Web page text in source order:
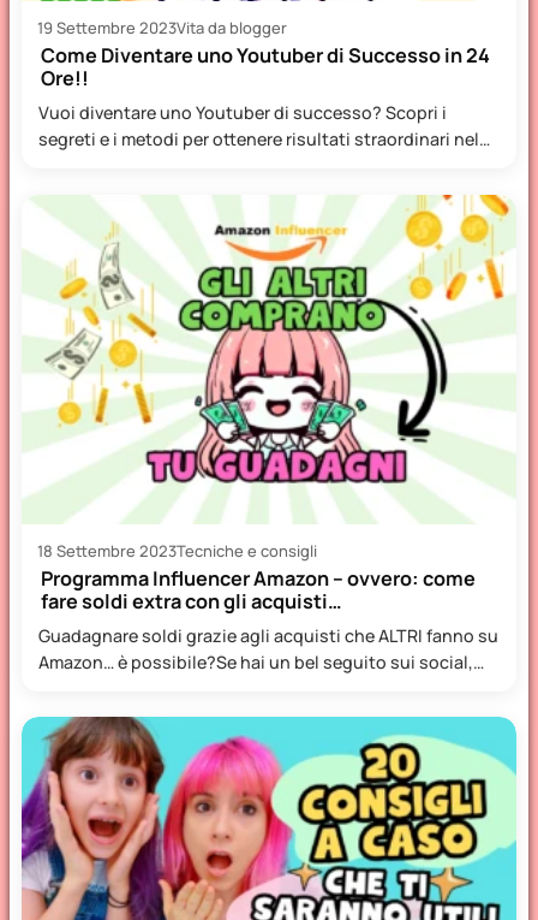
19 Settembre 2023Vita da blogger
Come Diventare uno Youtuber di Successo in 24
Ore!!
Vuoi diventare uno Youtuber di successo? Scopri i
segreti e i metodi per ottenere risultati straordinari nel
18 Settembre 2023Tecniche e consigli
Programma Influencer Amazon – ovvero: come
fare soldi extra con gli acquisti…
Guadagnare soldi grazie agli acquisti che ALTRI fanno su
Amazon… è possibile?Se hai un bel seguito sui social,…